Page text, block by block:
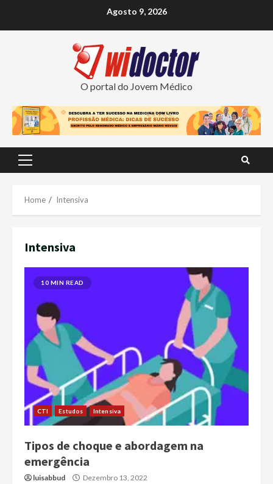
Agosto 9, 2026
O portal do Jovem Médico
Primary
Home Intensiva
Intensiva
10 MIN READ
CTI Estudos Intensiva
Tipos de choque e abordagem na
emergência
luisabbud Dezembro 13, 2022